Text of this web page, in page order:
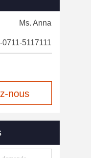
Ms. Anna
0711-5117111
nous